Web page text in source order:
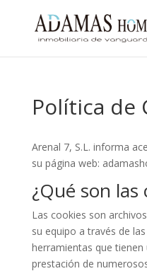
Política de
Arenal 7, S.L. informa
su página web:
¿Qué son las
Las cookies son
su equipo a través de
herramientas que tienen
prestación de